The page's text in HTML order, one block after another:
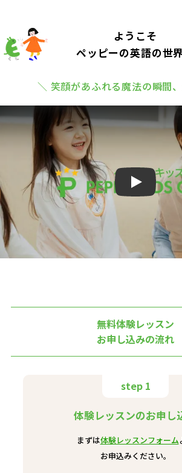
ようこそ
ペッピーの英語の世
＼ 笑顔があふれる魔法の瞬間
Play
無料体験レッスン
お申し込みの流れ
step 1
体験レッスンのお申し
まずは体験レッスンフォーム
お申込みください。